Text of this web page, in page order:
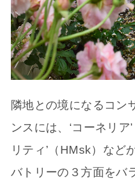
隣地との境になるコン
ンスには、‘コーネリア
リティ’（HMsk）など
バトリーの３方面をバ